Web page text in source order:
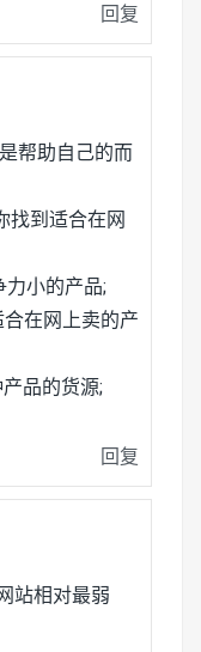
回复
帮助自己的而
找到适合在网
力小的产品;
在网上卖的产
品的货源;
回复
站相对最弱